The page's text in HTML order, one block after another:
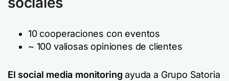
10 cooperaciones con eventos
~ 100 valiosas opiniones de clientes
El social media monitoring ayuda a Grupo Satoria